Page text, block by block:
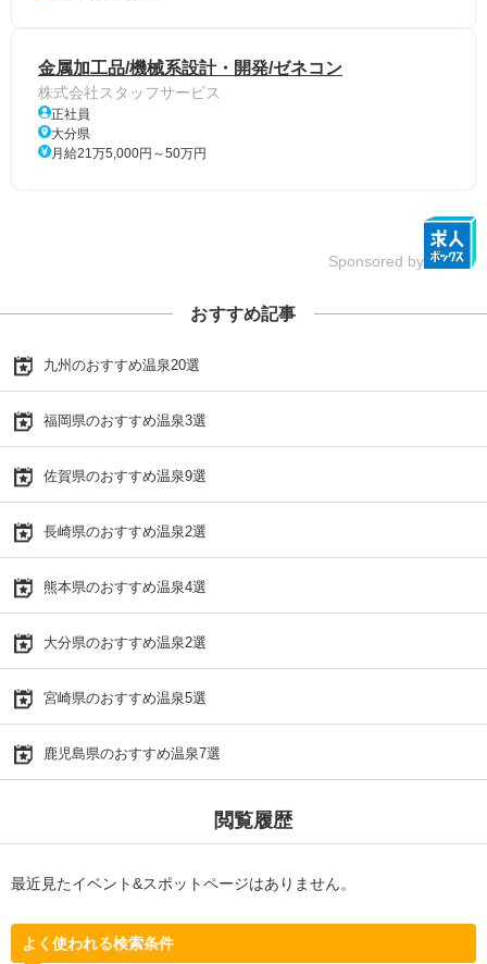
金属加工品/機械系設計・開発/ゼネコン
株式会社スタッフサービス
正社員
大分県
月給21万5,000円～50万円
Sponsored by
おすすめ記事
九州のおすすめ温泉20選
福岡県のおすすめ温泉3選
佐賀県のおすすめ温泉9選
長崎県のおすすめ温泉2選
熊本県のおすすめ温泉4選
大分県のおすすめ温泉2選
宮崎県のおすすめ温泉5選
鹿児島県のおすすめ温泉7選
閲覧履歴
最近見たイベント&スポットページはありません。
よく使われる検索条件